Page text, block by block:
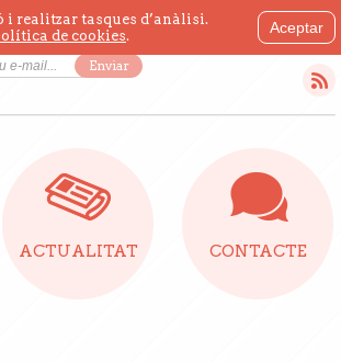
realitzar tasques d’anàlisi.
de cookies. CAT.ESP.
la nostra newsletter!
Enviar
ACTUALITAT CONTACTE